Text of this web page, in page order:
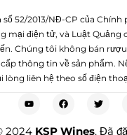
52/2013/NĐ-CP của Chính
mại điện tử, và Luật Quảng
Chúng tôi không bán
thông tin về sản phẩm.
lòng liên hệ theo số điện
2024 KSP Wines. Đã